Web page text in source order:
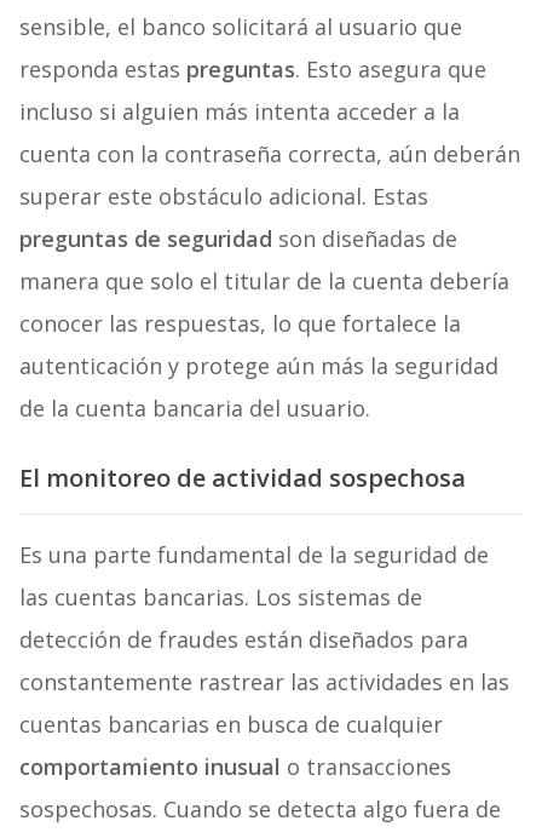
sensible, el banco solicitará al usuario que
responda estas preguntas. Esto asegura que
incluso si alguien más intenta acceder a la
cuenta con la contraseña correcta, aún deberán
superar este obstáculo adicional. Estas
preguntas de seguridad son diseñadas de
manera que solo el titular de la cuenta debería
conocer las respuestas, lo que fortalece la
autenticación y protege aún más la seguridad
de la cuenta bancaria del usuario.
El monitoreo de actividad sospechosa
Es una parte fundamental de la seguridad de
las cuentas bancarias. Los sistemas de
detección de fraudes están diseñados para
constantemente rastrear las actividades en las
cuentas bancarias en busca de cualquier
comportamiento inusual o transacciones
sospechosas. Cuando se detecta algo fuera de